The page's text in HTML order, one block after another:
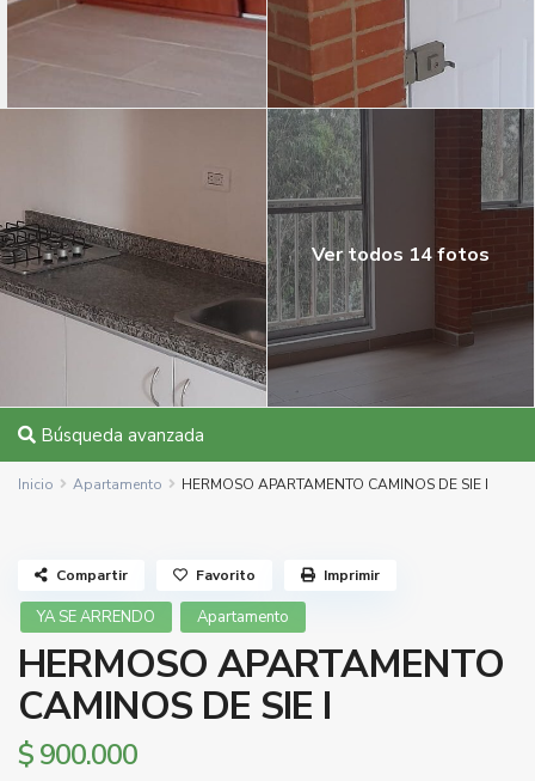
Ver todos 14 fotos
Búsqueda avanzada
Inicio Apartamento HERMOSO APARTAMENTO CAMINOS DE SIE I
YA SE ARRENDO Apartamento
HERMOSO APARTAMENTO
CAMINOS DE SIE I
$ 900.000
Compartir Favorito Imprimir